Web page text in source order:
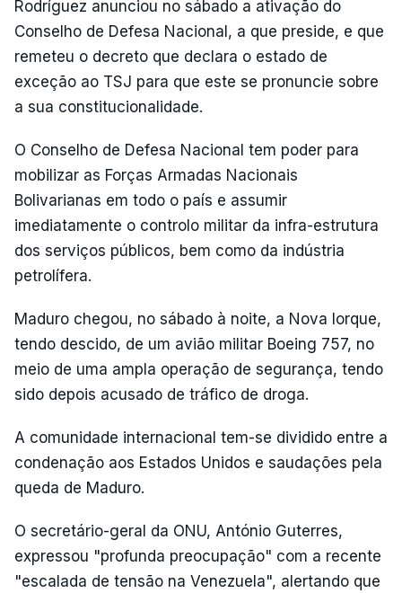
Rodríguez anunciou no sábado a ativação do
Conselho de Defesa Nacional, a que preside, e que
remeteu o decreto que declara o estado de
exceção ao TSJ para que este se pronuncie sobre
a sua constitucionalidade.
O Conselho de Defesa Nacional tem poder para
mobilizar as Forças Armadas Nacionais
Bolivarianas em todo o país e assumir
imediatamente o controlo militar da infra-estrutura
dos serviços públicos, bem como da indústria
petrolífera.
Maduro chegou, no sábado à noite, a Nova Iorque,
tendo descido, de um avião militar Boeing 757, no
meio de uma ampla operação de segurança, tendo
sido depois acusado de tráfico de droga.
A comunidade internacional tem-se dividido entre a
condenação aos Estados Unidos e saudações pela
queda de Maduro.
O secretário-geral da ONU, António Guterres,
expressou "profunda preocupação" com a recente
"escalada de tensão na Venezuela", alertando que